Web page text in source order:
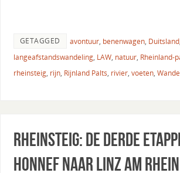
GETAGGED avontuur, benenwagen, Duitsland,
langeafstandswandeling, LAW, natuur, Rheinland-
rheinsteig, rijn, Rijnland Palts, rivier, voeten,
Rheinsteig: de derde
Honnef naar Linz am Rhein